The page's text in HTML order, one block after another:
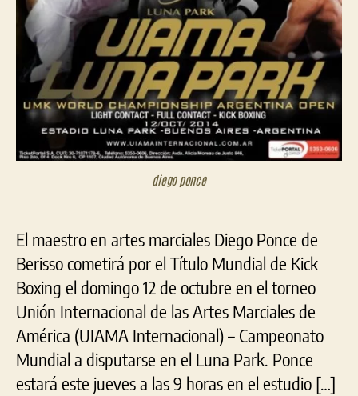
diego ponce
El maestro en artes marciales Diego Ponce de
Berisso cometirá por el Título Mundial de Kick
Boxing el domingo 12 de octubre en el torneo
Unión Internacional de las Artes Marciales de
América (UIAMA Internacional) – Campeonato
Mundial a disputarse en el Luna Park. Ponce
estará este jueves a las 9 horas en el estudio […]